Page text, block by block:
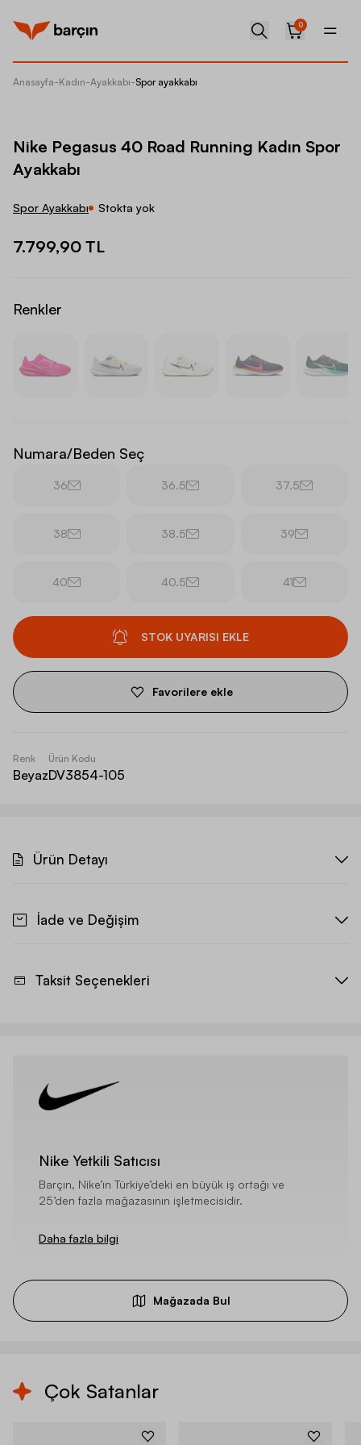
0
Anasayfa-Kadın-Ayakkabı-Spor ayakkabı
Nike Pegasus 40 Road Running Kadın Spor
Ayakkabı
Spor Ayakkabı Stokta yok
7.799,90 TL
Renkler
Numara/Beden Seç
36 36.5 37.5
38 38.5 39
40 40.5 41
STOK UYARISI EKLE
Favorilere ekle
Renk
Beyaz
Ürün Kodu
DV3854-105
Ürün Detayı
İade ve Değişim
Taksit Seçenekleri
Nike Yetkili Satıcısı
Barçın, Nike’ın Türkiye’deki en büyük iş ortağı ve
25’den fazla mağazasının işletmecisidir.
Daha fazla bilgi
Mağazada Bul
Çok Satanlar